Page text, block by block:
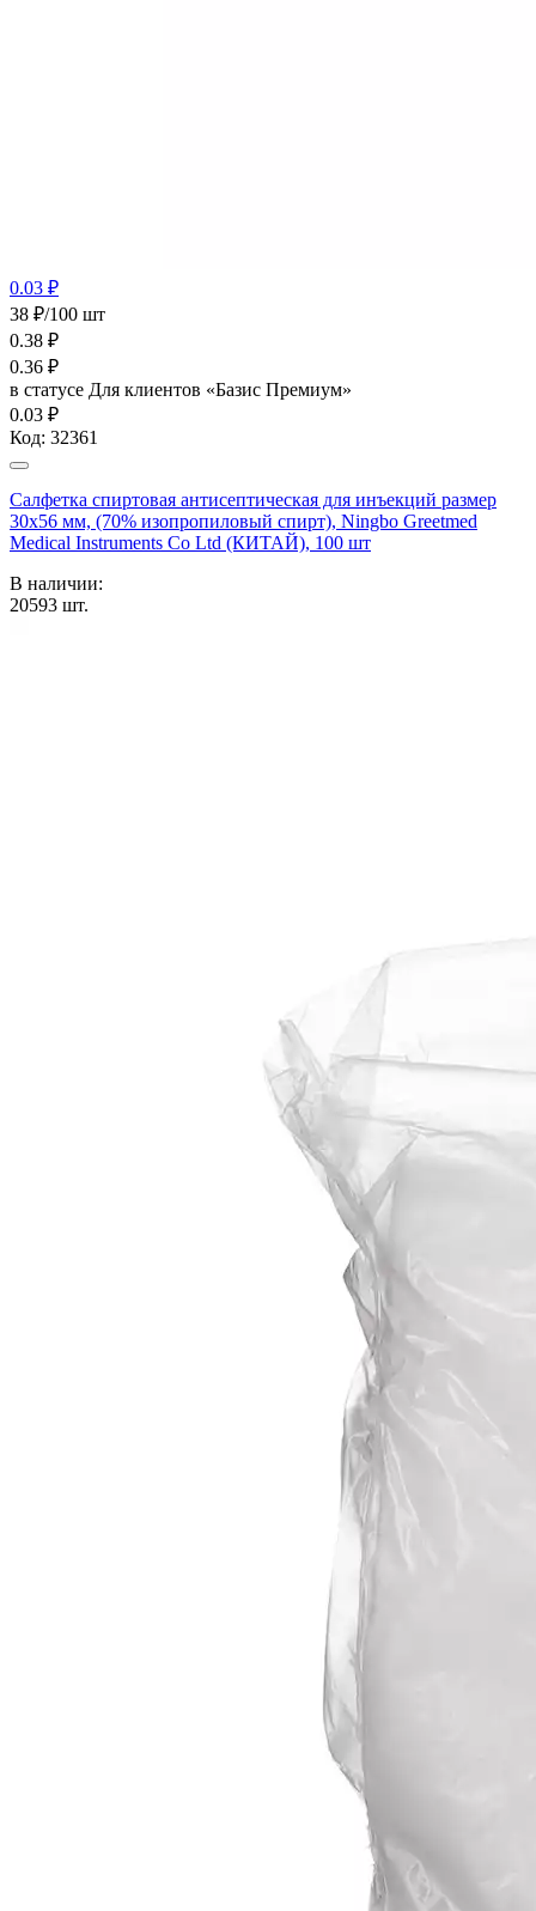
0.03 ₽
38 ₽/100 шт
0.38 ₽
0.36 ₽
в статусе Для клиентов «Базис Премиум»
0.03 ₽
Код: 32361
Салфетка спиртовая антисептическая для инъекций размер
30х56 мм, (70% изопропиловый спирт), Ningbo Greetmed
Medical Instruments Co Ltd (КИТАЙ), 100 шт
В наличии:
20593 шт.